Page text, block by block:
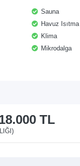
Sauna
Havuz Isıtma
Klima
Mikrodalga
TL